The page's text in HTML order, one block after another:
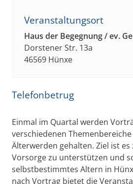
Veranstaltungsort
Haus der Begegnung / ev.
Dorstener Str. 13a
46569 Hünxe
Telefonbetrug
Einmal im Quartal werden
verschiedenen
Älterwerden gehalten. Ziel ist
Vorsorge zu unterstützen und
selbstbestimmtes Altern in
nach Vortrag bietet die